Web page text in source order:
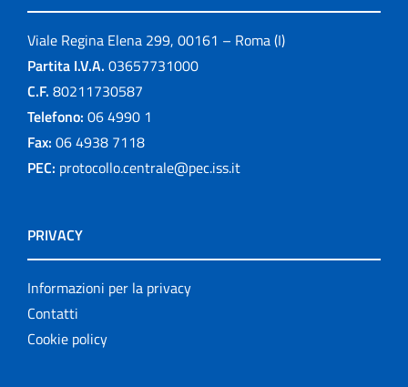
Viale Regina Elena 299, 00161 – Roma (I)
Partita I.V.A. 03657731000
C.F. 80211730587
Telefono: 06 4990 1
Fax: 06 4938 7118
PEC: protocollo.centrale@pec.iss.it
PRIVACY
Informazioni per la privacy
Contatti
Cookie policy